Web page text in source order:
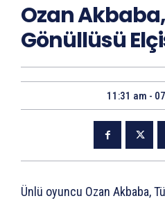
Ozan
Gönüllüsü
11:31 am -
Ünlü oyuncu Ozan Akbaba,